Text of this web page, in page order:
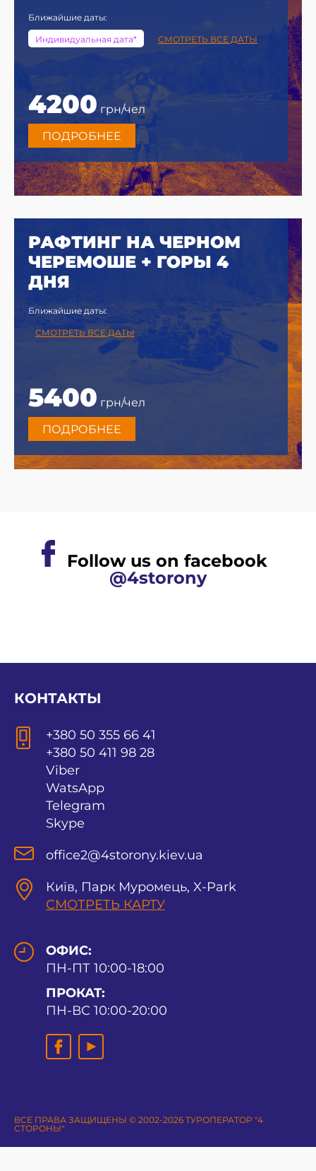
Ближайшие даты:
Индивидуальная дата* СМОТРЕТЬ ВСЕ ДАТЫ
4200 грн/чел
ПОДРОБНЕЕ
РАФТИНГ НА ЧЕРНОМ
ЧЕРЕМОШЕ + ГОРЫ 4
ДНЯ
Ближайшие даты:
СМОТРЕТЬ ВСЕ ДАТЫ
5400 грн/чел
ПОДРОБНЕЕ
Follow us on facebook
@4storony
КОНТАКТЫ
+380 50 355 66 41
+380 50 411 98 28
Viber
WatsApp
Telegram
Skype
office2@4storony.kiev.ua
Київ, Парк Муромець, X-Park
СМОТРЕТЬ КАРТУ
ОФИС:
ПН-ПТ 10:00-18:00
ПРОКАТ:
ПН-ВС 10:00-20:00
ВСЕ ПРАВА ЗАЩИЩЕНЫ © 2002-2026 ТУРОПЕРАТОР "4
СТОРОНЫ"